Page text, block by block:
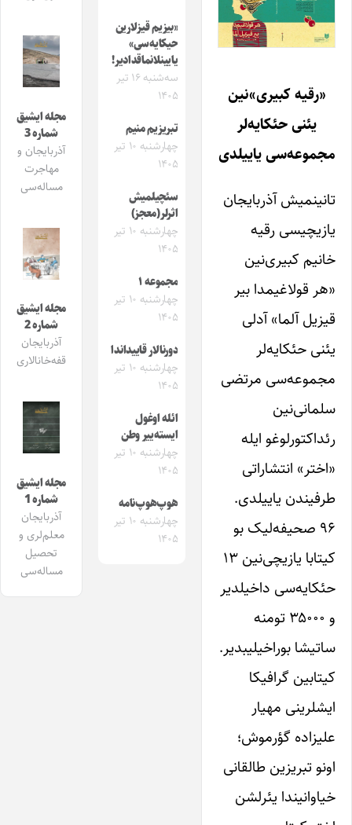
«رقیه کبیری»نین
یئنی حئکایه‌لر
مجموعه‌سی یاییلدی
تانینمیش آذربایجان
یازیچیسی رقیه
خانیم کبیری‌نین
«هر قولاغیمدا بیر
قیزیل آلما» آدلی
یئنی حئکایه‌لر
مجموعه‌سی مرتضی
سلمانی‌نین
رئداکتورلوغو ایله
«اختر» انتشاراتی
طرفیندن یاییلدی.
۹۶ صحیفه‌لیک بو
کیتابا یازیچی‌نین ۱۳
حئکایه‌سی داخیلدیر
و ۳۵۰۰۰ تومنه
ساتیشا بوراخیلیبدیر.
کیتابین گرافیکا
ایشلرینی مهیار
علیزاده گؤرموش؛
اونو تبریزین طالقانی
خیاوانیندا یئرلشن
«بیزیم قیزلارین
حیکایه‌سی»
یایینلانماقدادیر!
سه‌شنبه ۱۶ تیر
۱۴۰۵
تبریزیم منیم
چهارشنبه ۱۰ تیر
۱۴۰۵
سئچیلمیش
اثرلر(معجز)
چهارشنبه ۱۰ تیر
۱۴۰۵
مجموعه ۱
چهارشنبه ۱۰ تیر
۱۴۰۵
دورنالار قاییداندا
چهارشنبه ۱۰ تیر
۱۴۰۵
ائله اوغول
ایسته‌ییر وطن
چهارشنبه ۱۰ تیر
۱۴۰۵
هوپ‌هوپ‌نامه
چهارشنبه ۱۰ تیر
۱۴۰۵
مجله ایشیق
شماره 3
آذربایجان و
مهاجرت
مساله‌سی
مجله ایشیق
شماره 2
آذربایجان
قفه‌خانالاری
مجله ایشیق
شماره 1
آذربایجان
معلم‌لری و
تحصیل
مساله‌سی